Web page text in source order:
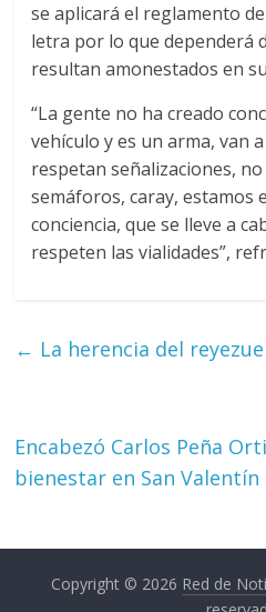
se aplicará el reglamento
letra por lo que dependerá
resultan amonestados en
“La gente no ha creado
vehículo y es un arma, van
respetan señalizaciones,
semáforos, caray, estamos
conciencia, que se lleve a
respeten las vialidades”,
← La herencia del
Encabezó Carlos Peña
bienestar en San Valentín
Copyright © 2026 Red de